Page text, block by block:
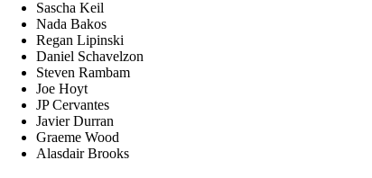
Sascha Keil
Nada Bakos
Regan Lipinski
Daniel Schavelzon
Steven Rambam
Joe Hoyt
JP Cervantes
Javier Durran
Graeme Wood
Alasdair Brooks